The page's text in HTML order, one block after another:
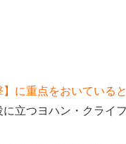
】に重点をおいている
立つヨハン・クライ